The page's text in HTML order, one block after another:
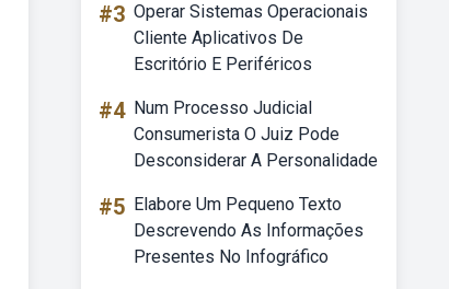
#3 Operar Sistemas Operacionais
Cliente Aplicativos De
Escritório E Periféricos
#4 Num Processo Judicial
Consumerista O Juiz Pode
Desconsiderar A Personalidade
#5 Elabore Um Pequeno Texto
Descrevendo As Informações
Presentes No Infográfico